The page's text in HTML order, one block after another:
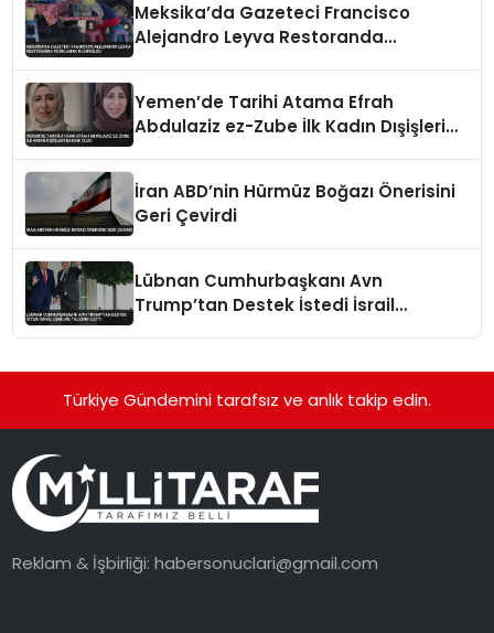
Meksika’da Gazeteci Francisco
Alejandro Leyva Restoranda
Yemen’de Tarihi Atama Efrah
Abdulaziz ez-Zube İlk Kadın Dışişleri
İran ABD’nin Hürmüz Boğazı Önerisini
Geri Çevirdi
Lübnan Cumhurbaşkanı Avn
Trump’tan Destek İstedi İsrail
Türkiye Gündemini tarafsız ve anlık takip edin.
Reklam & İşbirliği:habersonuclari@gmail.com